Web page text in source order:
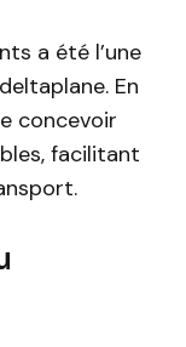
a été l’une
En
concevoir
facilitant